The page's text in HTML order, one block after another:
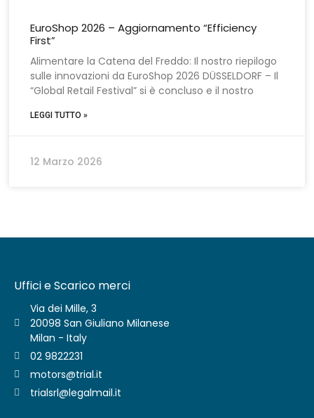
EuroShop 2026 – Aggiornamento “Efficiency
First”
Alimentare la Catena del Freddo: Il nostro riepilogo
sulle innovazioni da EuroShop 2026 DÜSSELDORF – Il
“Global Retail Festival” si è concluso e il nostro
LEGGI TUTTO »
12 Marzo 2026
Uffici e Scarico merci
Via dei Mille, 3
20098 San Giuliano Milanese
Milan - Italy
02 9822231
motors@trial.it
trialsrl@legalmail.it